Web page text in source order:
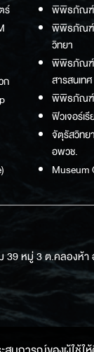
ร์
ก
พิพิธภัณฑ์
พิพิธภัณฑ์
วิทยา
พิพิธภัณฑ์
สารสนเทศ
พิพิธภัณฑ์
ฟิวเจอร์เรี
จัตุรัสวิทย
อพวช.
Museum
39 หมู่ 3 ต.คลองห้